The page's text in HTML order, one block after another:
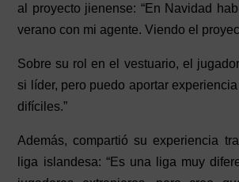
al proyecto jienense: “En Navidad
verano con mi agente. Viendo el
Sobre su rol en el vestuario, el
si líder, pero puedo aportar
difíciles.”
Además, compartió su experiencia
liga islandesa: “Es una liga muy